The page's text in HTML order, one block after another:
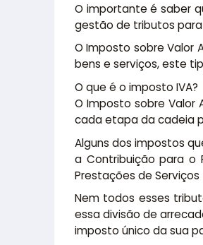
O importante é saber
gestão de tributos
O Imposto sobre Valor
bens e serviços, este
O que é o imposto IVA?
O Imposto sobre Valor
cada etapa da cadeia
Alguns dos impostos
a Contribuição para o
Prestações de Serviços
Nem todos esses
essa divisão de
imposto único da sua